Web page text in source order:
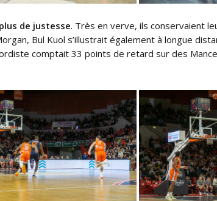
de justesse. Très en verve, ils conservaient
Bul Kuol s’illustrait également à longue
comptait 33 points de retard sur des